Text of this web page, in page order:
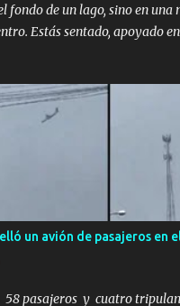
fondo de un lago, sino en
Estás sentado, apoyado
monstruos de película. Esta
Es la historia de cómo un
en un misterio de ocho
aterradora de lo que nadie
de Colorado. Ella tenía 26
deportes extremos ni
dos personas que se
lejos de la ciudad. Su plan
pero confiable auto, con...
un avión de pasajeros en
58 pasajeros y cuatro